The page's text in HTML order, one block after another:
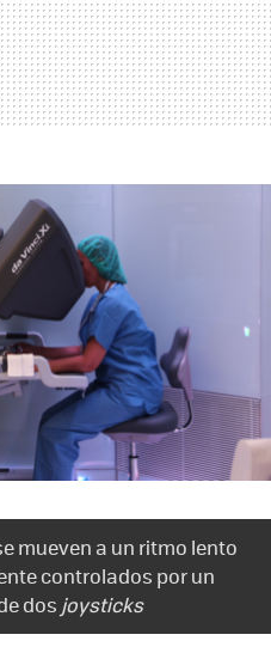
mueven a un ritmo lento
controlados por un
dos joysticks